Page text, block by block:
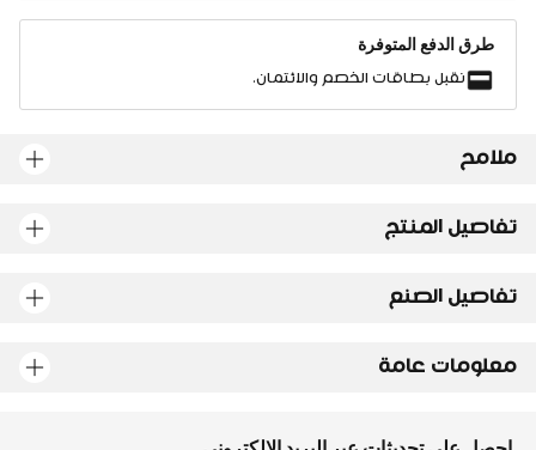
طرق الدفع المتوفرة
نقبل بطاقات الخصم والائتمان.
ملامح
تفاصيل المنتج
تفاصيل الصنع
معلومات عامة